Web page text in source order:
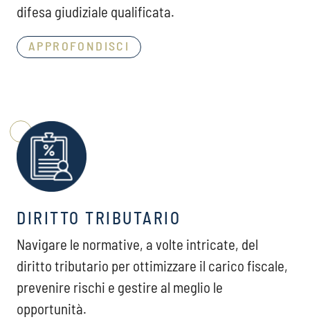
difesa giudiziale qualificata.
APPROFONDISCI
DIRITTO TRIBUTARIO
Navigare le normative, a volte intricate, del
diritto tributario per ottimizzare il carico fiscale,
prevenire rischi e gestire al meglio le
opportunità.